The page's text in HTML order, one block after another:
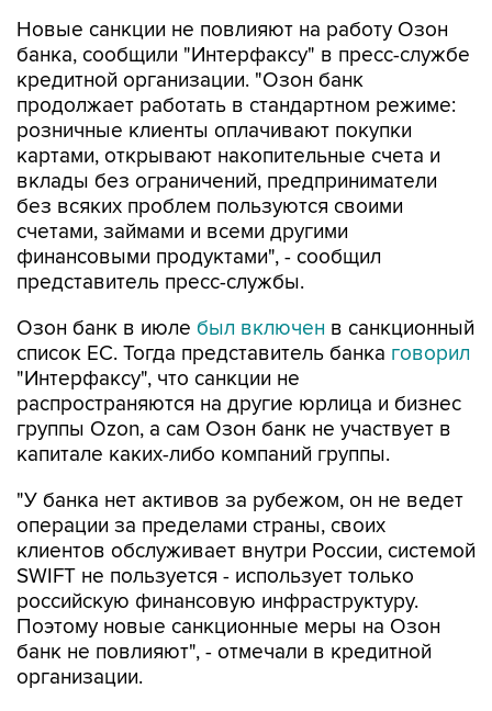
кредитной организации. "Озон банк
продолжает работать в стандартном режиме:
розничные клиенты оплачивают покупки
картами, открывают накопительные счета и
вклады без ограничений, предприниматели
без всяких проблем пользуются своими
счетами, займами и всеми другими
финансовыми продуктами", - сообщил
представитель пресс-службы.
Озон банк в июлебыл включен
"Интерфаксу", что санкции не
распространяются на другие юрлица и бизнес
группы Ozon, а сам Озон банк не участвует в
капитале каких-либо компаний группы.
"У банка нет активов за рубежом, он не ведет
клиентов обслуживает внутри России, системой
SWIFT не пользуется - использует только
российскую финансовую инфраструктуру.
Поэтому новые санкционные меры на Озон
банк не повлияют", - отмечали в кредитной
организации.
Росэксимбанк (Российский экспортно-